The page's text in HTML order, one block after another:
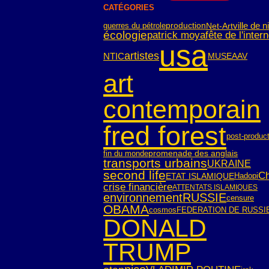
CATÉGORIES
guerres du pétroleproductionNet-Artville de
écologiepatrick moyafête de
NTICartistesusaMUSEAAV
art
contemporain
fred forestpost-
fin du mondepromenade des anglais
transports urbainsUKRAINE
second lifeETAT ISLAMIQUEHadopi
crise financièreATTENTATS ISLAMIQUES
environnementRUSSIEcensure
OBAMAcosmosFEDERATION DE
DONALD
TRUMP